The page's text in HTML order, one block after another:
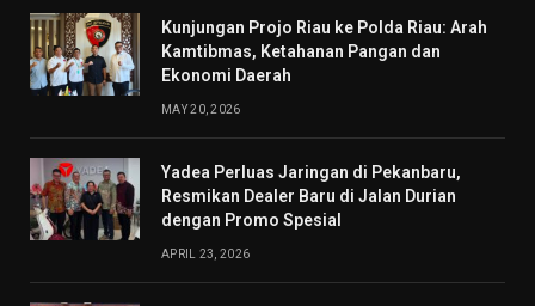
Kunjungan Projo Riau ke Polda Riau: Arah
Kamtibmas, Ketahanan Pangan dan
Ekonomi Daerah
MAY 20, 2026
Yadea Perluas Jaringan di Pekanbaru,
Resmikan Dealer Baru di Jalan Durian
dengan Promo Spesial
APRIL 23, 2026